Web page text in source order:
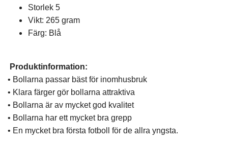
Storlek 5
Vikt: 265 gram
Färg: Blå
Produktinformation:
• Bollarna passar bäst för inomhusbruk
• Klara färger gör bollarna attraktiva
• Bollarna är av mycket god kvalitet
• Bollarna har ett mycket bra grepp
• En mycket bra första fotboll för de allra yngsta.